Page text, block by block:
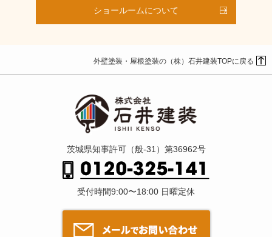
ショールームについて
外壁塗装・屋根塗装の（株）石井建装TOPに戻る
茨城県知事許可（般-31）第36962号
受付時間9:00〜18:00 日曜定休